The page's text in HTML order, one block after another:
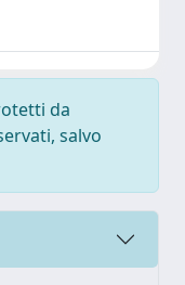
da
salvo